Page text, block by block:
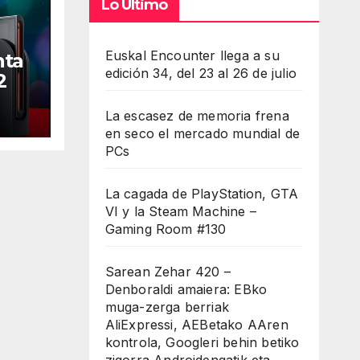
Lo Último
Euskal Encounter llega a su
edición 34, del 23 al 26 de julio
La escasez de memoria frena
en seco el mercado mundial de
PCs
La cagada de PlayStation, GTA
VI y la Steam Machine –
Gaming Room #130
Sarean Zehar 420 –
Denboraldi amaiera: EBko
muga-zerga berriak
AliExpressi, AEBetako AAren
kontrola, Googleri behin betiko